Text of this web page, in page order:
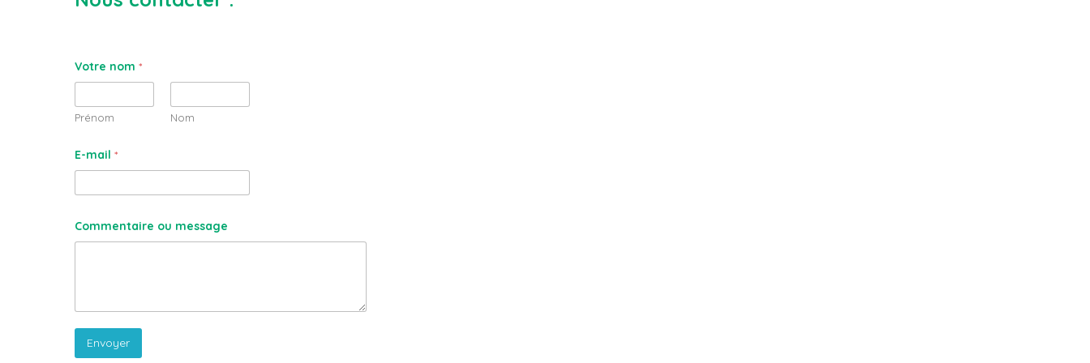
Votre nom *
Prénom Nom
E-mail *
Commentaire ou message
Envoyer